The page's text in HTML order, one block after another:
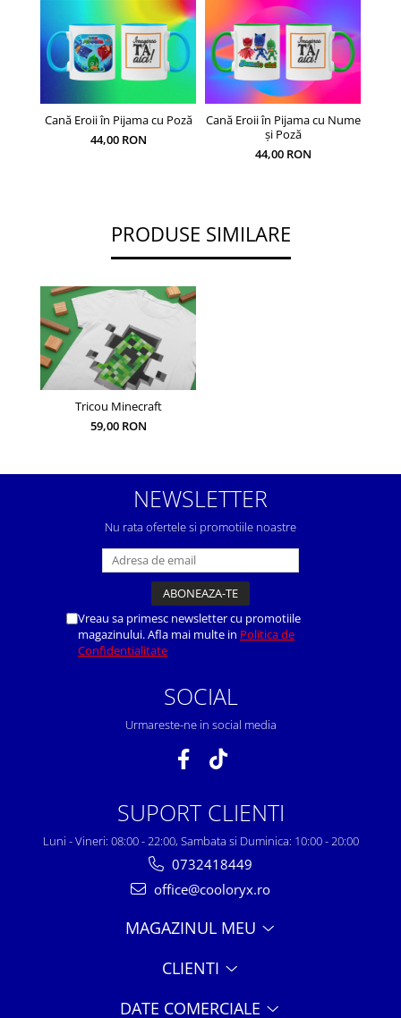
Cană Eroii în Pijama cu Poză
44,00 RON
Cană Eroii în Pijama cu Nume
și Poză
44,00 RON
PRODUSE SIMILARE
Tricou Minecraft
59,00 RON
NEWSLETTER
Nu rata ofertele si promotiile noastre
Vreau sa primesc newsletter cu promotiile
magazinului. Afla mai multe in Politica de
Confidentialitate
SOCIAL
Urmareste-ne in social media
SUPORT CLIENTI
Luni - Vineri: 08:00 - 22:00, Sambata si Duminica: 10:00 - 20:00
0732418449
office@cooloryx.ro
MAGAZINUL MEU
CLIENTI
DATE COMERCIALE